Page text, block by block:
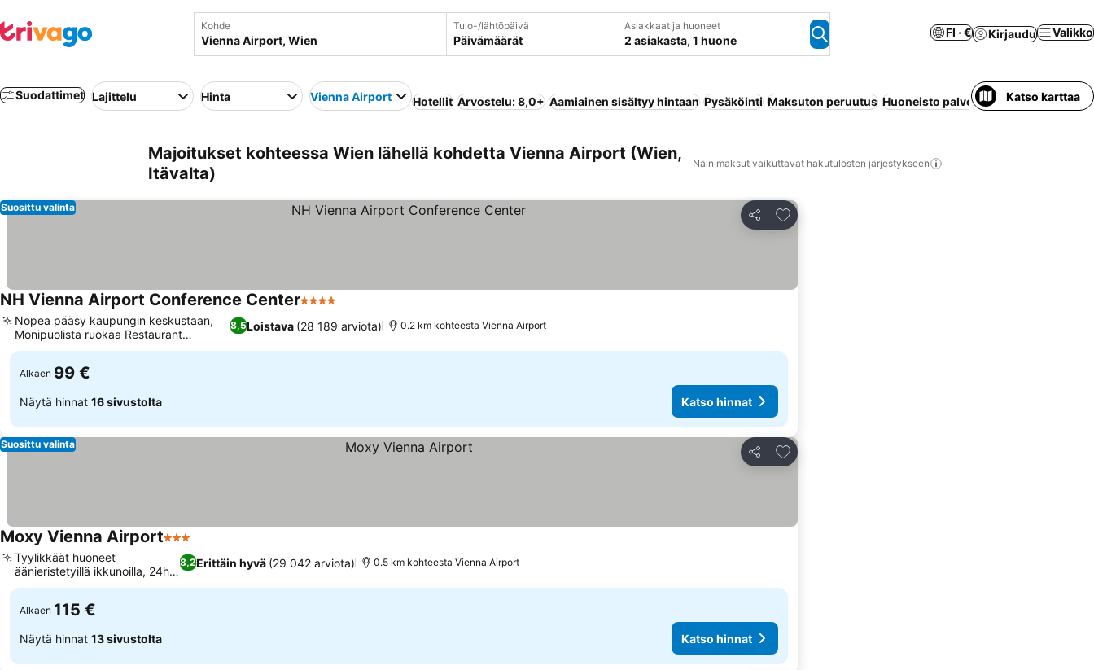
Kohde Tulo-/lähtöpäivä
Päivämäärät
Asiakkaat ja huoneet
2 asiakasta, 1 huone
FI · € Kirjaudu Valikko
Suodattimet Lajittelu Hinta Vienna Airport Hotellit Arvostelu: 8,0+ Aamiainen sisältyy hintaan Pysäköinti Maksuton peruutus Huoneisto palveluilla Ilmastointi Wi-
Katso karttaa
Majoitukset kohteessa Wien lähellä kohdetta Vienna Airport (Wien,
Itävalta)
Näin maksut vaikuttavat hakutulosten järjestykseen
Jaa
Lisää suosikkeihin
Suosittu valinta
NH Vienna Airport Conference Center4 Tähtiluokitus
8,5Loistava (28 189 arviota)
Nopea pääsy kaupungin keskustaan,
Monipuolista ruokaa Restaurant
Mundossa
0.2 km kohteesta Vienna Airport
Alkaen 99 €
Näytä hinnat 16 sivustolta Katso hinnat
Jaa
Lisää suosikkeihin
Suosittu valinta
Moxy Vienna Airport3 Tähtiluokitus
8,2Erittäin hyvä (29 042 arviota)
Tyylikkäät huoneet
äänieristetyillä ikkunoilla, 24h
kuntosali
0.5 km kohteesta Vienna Airport
Alkaen 115 €
Näytä hinnat 13 sivustolta Katso hinnat